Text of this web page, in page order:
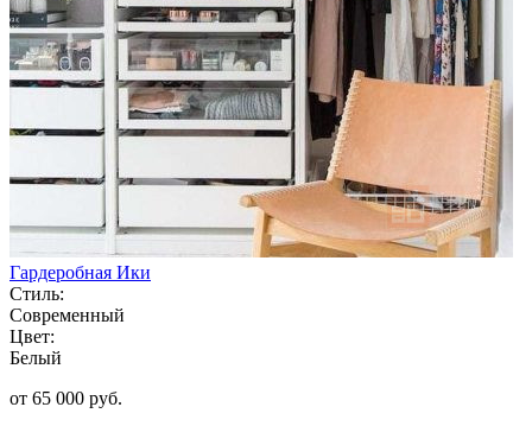
Гардеробная Ики
Стиль:
Современный
Цвет:
Белый
от 65 000 руб.